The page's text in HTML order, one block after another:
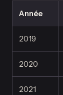
Année
2019
2020
2021